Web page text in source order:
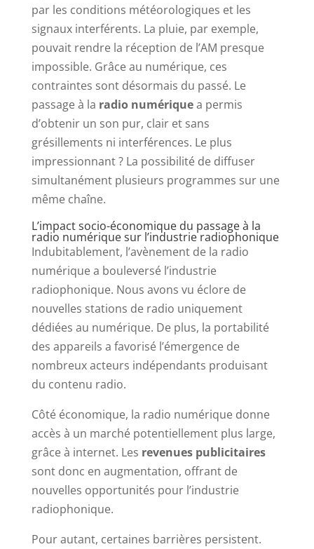
par les conditions météorologiques et les
signaux interférents. La pluie, par exemple,
pouvait rendre la réception de l’AM presque
impossible. Grâce au numérique, ces
contraintes sont désormais du passé. Le
passage à la radio numériquea permis
d’obtenir un son pur, clair et sans
grésillements ni interférences. Le plus
impressionnant ? La possibilité de diffuser
simultanément plusieurs programmes sur une
même chaîne.
L’impact socio-économique du passage à la
radio numérique sur l’industrie radiophonique
Indubitablement, l’avènement de la radio
numérique a bouleversé l’industrie
radiophonique. Nous avons vu éclore de
nouvelles stations de radio uniquement
dédiées au numérique. De plus, la portabilité
des appareils a favorisé l’émergence de
nombreux acteurs indépendants produisant
du contenu radio.
Côté économique, la radio numérique donne
accès à un marché potentiellement plus large,
grâce à internet. Les revenues publicitaires
sont donc en augmentation, offrant de
nouvelles opportunités pour l’industrie
radiophonique.
Pour autant, certaines barrières persistent.